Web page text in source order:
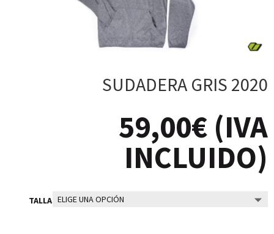
SUDADERA GRIS 2020
59,00€ (IVA
INCLUIDO)
TALLA